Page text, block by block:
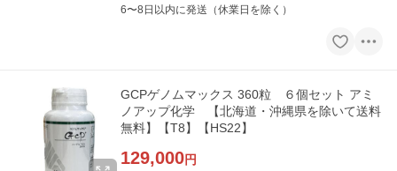
6〜8日以内に発送（休業日を除く）
GCPゲノムマックス 360粒 ６個セット アミ
ノアップ化学 【北海道・沖縄県を除いて送料
無料】【T8】【HS22】
129,000円